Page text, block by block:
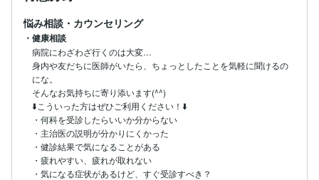
悩み相談・カウンセリング
・健康相談
病院にわざわざ行くのは大変…
身内や友だちに医師がいたら、ちょっとしたことを気軽に聞けるの
にな。
そんなお気持ちに寄り添います(^^)
⬇️こういった方はぜひご利用ください！⬇️
・何科を受診したらいいか分からない
・主治医の説明が分かりにくかった
・健診結果で気になることがある
・疲れやすい、疲れが取れない
・気になる症状があるけど、すぐ受診すべき？